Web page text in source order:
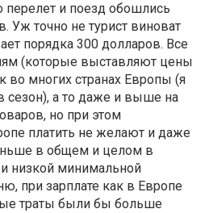
перелет и поезд обошлись
Уж точно не турист виноват
порядка 300 долларов. Все
(которые выставляют цены
во многих странах Европы (я
сезон), а то даже и выше на
но при этом
платить не желают и даже
в общем и целом в
низкой минимальной
при зарплате как в Европе
траты были бы больше